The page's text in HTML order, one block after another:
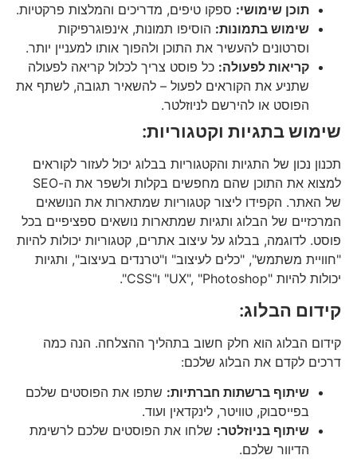
תוכן שימושי: ספקו טיפים, מדריכים והמלצות פרקטיות.
שימוש בתמונות: הוסיפו תמונות, אינפוגרפיקות
וסרטונים להעשיר את התוכן ולהפוך אותו למעניין יותר.
קריאות לפעולה: כל פוסט צריך לכלול קריאה לפעולה
שתניע את הקוראים לפעול – להשאיר תגובה, לשתף את
הפוסט או להירשם לניוזלטר.
שימוש בתגיות וקטגוריות:
תכנון נכון של התגיות והקטגוריות בבלוג יכול לעזור לקוראים
למצוא את התוכן שהם מחפשים בקלות ולשפר את ה-SEO
של האתר. הקפידו ליצור קטגוריות שמתארות את הנושאים
המרכזיים של הבלוג ותגיות שמתארות נושאים ספציפיים בכל
פוסט. לדוגמה, בבלוג על עיצוב אתרים, קטגוריות יכולות להיות
"חוויית משתמש", "כלים לעיצוב" ו"טרנדים בעיצוב", ותגיות
יכולות להיות "UX", "Photoshop" ו"CSS".
קידום הבלוג:
קידום הבלוג הוא חלק חשוב בתהליך ההצלחה. הנה כמה
דרכים לקדם את הבלוג שלכם:
שיתוף ברשתות חברתיות: שתפו את הפוסטים שלכם
בפייסבוק, טוויטר, לינקדאין ועוד.
שיתוף בניוזלטר: שלחו את הפוסטים שלכם לרשימת
הדיוור שלכם.